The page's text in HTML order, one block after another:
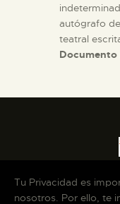
autógrafo
teatral
Documento
Tu Privacidad es
nosotros. Por ello, te